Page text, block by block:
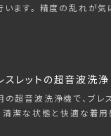
います。 精度の乱れが気
スレットの超音波洗浄
の超音波洗浄機で、ブレ
清潔な状態と快適な着用